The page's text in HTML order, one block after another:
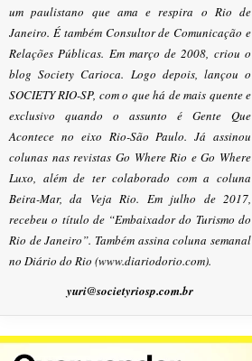
um paulistano que ama e respira o Rio de
Janeiro. É também Consultor de Comunicação e
Relações Públicas. Em março de 2008, criou o
blog Society Carioca. Logo depois, lançou o
SOCIETY RIO-SP, com o que há de mais quente e
exclusivo quando o assunto é Gente Que
Acontece no eixo Rio-São Paulo. Já assinou
colunas nas revistas Go Where Rio e Go Where
Luxo, além de ter colaborado com a coluna
Beira-Mar, da Veja Rio. Em julho de 2017,
recebeu o título de “Embaixador do Turismo do
Rio de Janeiro”. Também assina coluna semanal
no Diário do Rio (www.diariodorio.com).
yuri@societyriosp.com.br